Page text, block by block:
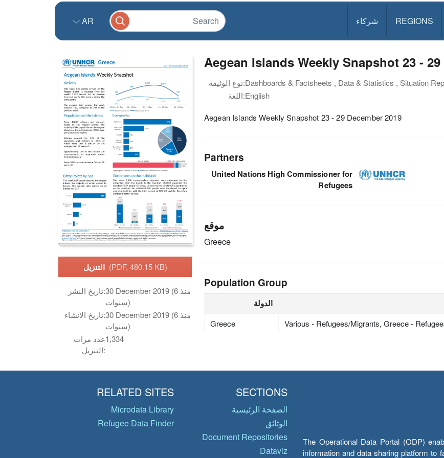
REGIONS شركاء AR
التنزيل (PDF, 480.15 KB)
تاريخ النشر:30 December 2019 (منذ 6
سنوات)
تاريخ الانشاء:30 December 2019 (منذ 6
سنوات)
عدد مرات
التنزيل:
1,334
Aegean Islands Weekly Snapshot 23 - 29
نوع الوثيقة:Dashboards & Factsheets , Data & Statistics , Situation
اللغة:English
Aegean Islands Weekly Snapshot 23 - 29 December 2019
Partners
United Nations High Commissioner for
Refugees
موقع
Greece
Population Group
الدولة
Greece Various - Refugees/Migrants, Greece -
The Operational Data Portal (ODP)
information and data sharing platform to
SECTIONS
الصفحة الرئيسية
الوثائق
Document Repositories
Dataviz
RELATED SITES
Microdata Library
Refugee Data Finder